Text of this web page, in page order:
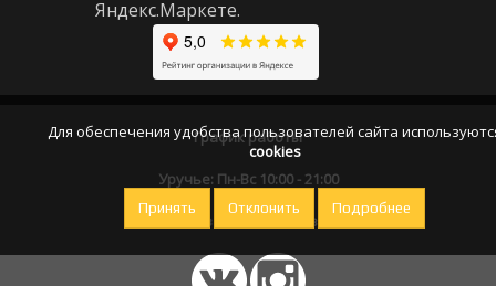
График работы
Уручье: Пн-Вс 10:00 - 21:00
Оставайтесь на связи
Для обеспечения удобства пользователей сайта
cookies
Принять Отклонить Подробнее